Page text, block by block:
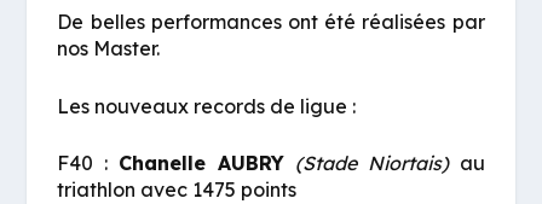
De belles performances ont été réalisées par
nos Master.
Les nouveaux records de ligue :
F40 : Chanelle AUBRY (Stade Niortais)au
triathlon avec 1475 points